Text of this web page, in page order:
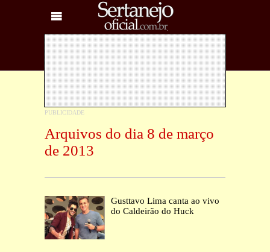
Arquivos do dia 8 de março
de 2013
Gusttavo Lima canta ao vivo
do Caldeirão do Huck